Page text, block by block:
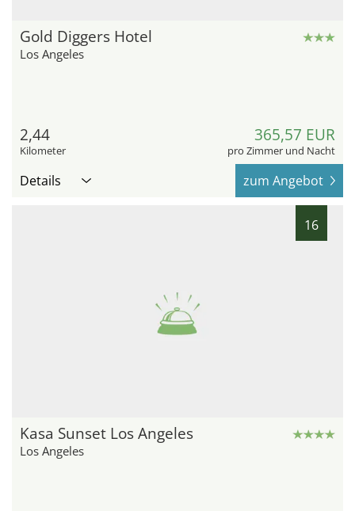
Gold Diggers Hotel
Los Angeles
2,44
Kilometer
365,57 EUR
pro Zimmer und Nacht
Details zum Angebot
16
Kasa Sunset Los Angeles
Los Angeles